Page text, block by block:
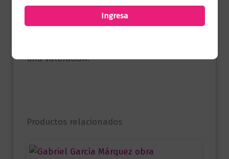
una valoración.
Productos relacionados
Ingresa